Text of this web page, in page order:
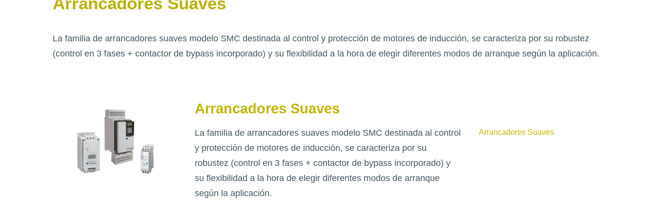
La familia de arrancadores suaves modelo SMC destinada al control y protección de motores de inducción, se caracteriza por su robustez
(control en 3 fases + contactor de bypass incorporado) y su flexibilidad a la hora de elegir diferentes modos de arranque según la aplicación.
Arrancadores Suaves
La familia de arrancadores suaves modelo SMC destinada al control
y protección de motores de inducción, se caracteriza por su
robustez (control en 3 fases + contactor de bypass incorporado) y
su flexibilidad a la hora de elegir diferentes modos de arranque
según la aplicación.
Arrancadores Suaves